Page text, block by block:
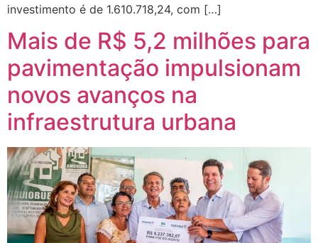
investimento é de 1.610.718,24, com […]
Mais de R$ 5,2 milhões para
pavimentação impulsionam
novos avanços na
infraestrutura urbana